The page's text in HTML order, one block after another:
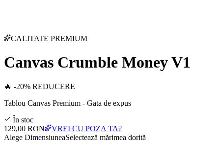
CALITATE PREMIUM
Canvas Crumble Money V1
🔥 -20% REDUCERE
Tablou Canvas Premium - Gata de expus
În stoc
129,00 RON
VREI CU POZA TA?
Alege DimensiuneaSelectează mărimea dorită